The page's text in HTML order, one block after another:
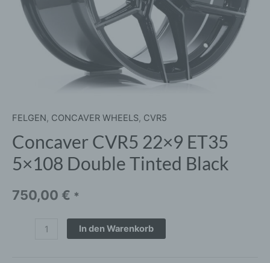
FELGEN, CONCAVER WHEELS, CVR5
Concaver CVR5 22×9 ET35
5×108 Double Tinted Black
750,00 € *
In den Warenkorb